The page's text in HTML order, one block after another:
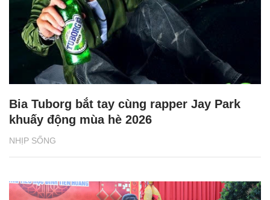
NHỊP SỐNG
Bia Tuborg bắt tay cùng rapper Jay Park
khuấy động mùa hè 2026